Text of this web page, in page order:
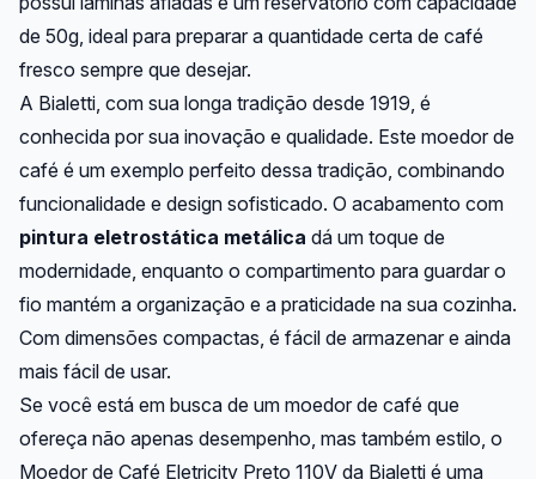
de 50g, ideal para preparar a quantidade certa de café
fresco sempre que desejar.
A Bialetti, com sua longa tradição desde 1919, é
conhecida por sua inovação e qualidade. Este moedor de
café é um exemplo perfeito dessa tradição, combinando
funcionalidade e design sofisticado. O acabamento com
pintura eletrostática metálica dá um toque de
modernidade, enquanto o compartimento para guardar o
fio mantém a organização e a praticidade na sua cozinha.
Com dimensões compactas, é fácil de armazenar e ainda
mais fácil de usar.
Se você está em busca de um moedor de café que
ofereça não apenas desempenho, mas também estilo, o
Moedor de Café Eletricity Preto 110V da Bialetti é uma